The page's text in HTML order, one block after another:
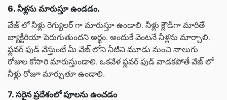
6. నీళ్లను మారుస్తూ ఉండడం.
వేజ్ లో నీళ్లు రెగ్యులర్ గా మారుస్తూ ఉండాలి. నీళ్లు క్లౌడీగా మారితే
బ్యాక్టీరియా పెరుగుతుందని అర్థం. అందుకే వెంటనే నీళ్లను మార్చాలి.
ఫ్లవర్ ఫుడ్ వేస్తుంటే మీ వేజ్ లోని నీటిని మూడు నుంచి నాలుగు
రోజుల కోసారి మారుస్తుండాలి. ఒకవేళ ఫ్లవర్ ఫుడ్ వాడకపోతే వేజ్ లో
నీళ్లు రోజూ మార్చుతూ ఉండాలి.
7. సరైన ప్రదేశంలో పూలను ఉంచడం